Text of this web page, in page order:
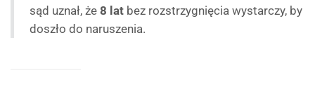
sąd uznał, że 8 lat bez rozstrzygnięcia wystarczy, by
doszło do naruszenia.